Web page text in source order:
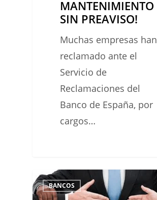
MANTENIMIENTO
SIN PREAVISO!
Muchas empresas han
reclamado ante el
Servicio de
Reclamaciones del
Banco de España, por
cargos…
Lo
que
BANCOS 0